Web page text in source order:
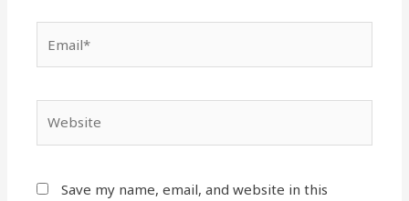
Save my name, email, and website in this